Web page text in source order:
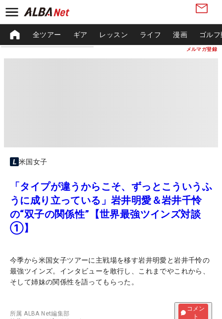
メルマガ登録
全ツアー ギア レッスン ライフ 漫画 ゴル
米国女子
「タイプが違うからこそ、ずっとこういうふ
うに成り立っている」岩井明愛＆岩井千怜
の“双子の関係性”【世界最強ツインズ対談
①】
今季から米国女子ツアーに主戦場を移す岩井明愛と岩井千怜の
最強ツインズ。インタビューを敢行し、これまでやこれから、
そして姉妹の関係性を語ってもらった。
所属ALBA Net編集部
コメン
ト